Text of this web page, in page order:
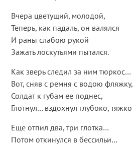
Вчера цветущий, молодой,
Теперь, как падаль, он валялся
И раны слабою рукой
Зажать лоскутьями пытался.
Как зверь следил за ним тюркос…
Вот, сняв с ремня с водою фляжку,
Солдат к губам ее поднес,
Глотнул… вздохнул глубоко, тяжко
Еще отпил два, три глотка…
Потом откинулся в бессильи…